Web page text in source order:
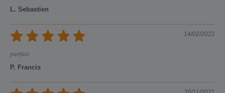
L. Sebastien
14/02/2022
parfait
P. Francis